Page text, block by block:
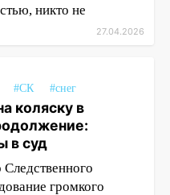
никто не
27.04.2026
#СК #снег
коляску в
в суд
Следственного
громкого